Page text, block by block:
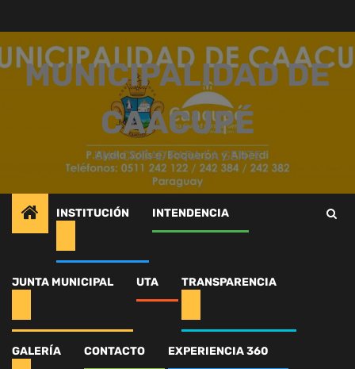
contenido
MUNICIPALIDAD DE
CAACUPÉ
UNA CIUDAD PARA LA GENTE
INSTITUCIÓN INTENDENCIA
JUNTA MUNICIPAL UTA TRANSPARENCIA
GALERÍA CONTACTO EXPERIENCIA 360